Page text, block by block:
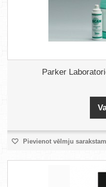
Parker
Pievienot vēlmju sarakstam